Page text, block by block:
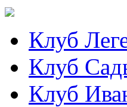
Клуб
Клуб
Клуб